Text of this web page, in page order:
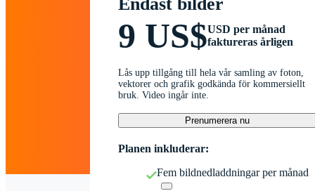
9 US$USD per månad
faktureras årligen
Lås upp tillgång till hela vår samling av foton,
vektorer och grafik godkända för kommersiellt
bruk. Video ingår inte.
Prenumerera nu
Planen inkluderar:
Fem bildnedladdningar per månad